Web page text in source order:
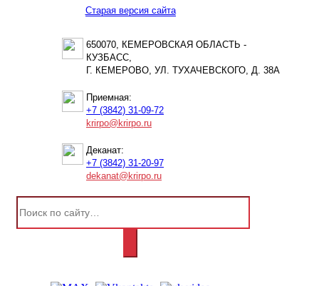
Старая версия сайта
650070, КЕМЕРОВСКАЯ ОБЛАСТЬ -
КУЗБАСС,
Г. КЕМЕРОВО, УЛ. ТУХАЧЕВСКОГО, Д. 38А
Приемная:
+7 (3842) 31-09-72
krirpo@krirpo.ru
Деканат:
+7 (3842) 31-20-97
dekanat@krirpo.ru